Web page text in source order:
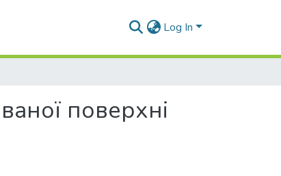
Log In
поверхні